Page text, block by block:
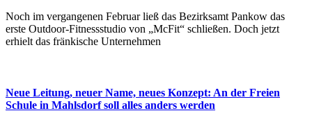
Noch im vergangenen Februar ließ das Bezirksamt Pankow das
erste Outdoor-Fitnessstudio von „McFit“ schließen. Doch jetzt
erhielt das fränkische Unternehmen
Neue Leitung, neuer Name, neues Konzept: An der Freien
Schule in Mahlsdorf soll alles anders werden